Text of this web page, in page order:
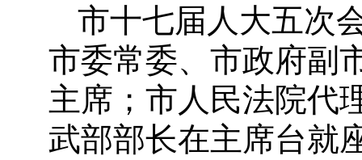
市十七届人大五次
市委常委、市政府副
主席；市人民法院代
武部部长在主席台就